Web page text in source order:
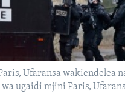
Ufaransa wakiendelea
ugaidi mjini Paris,